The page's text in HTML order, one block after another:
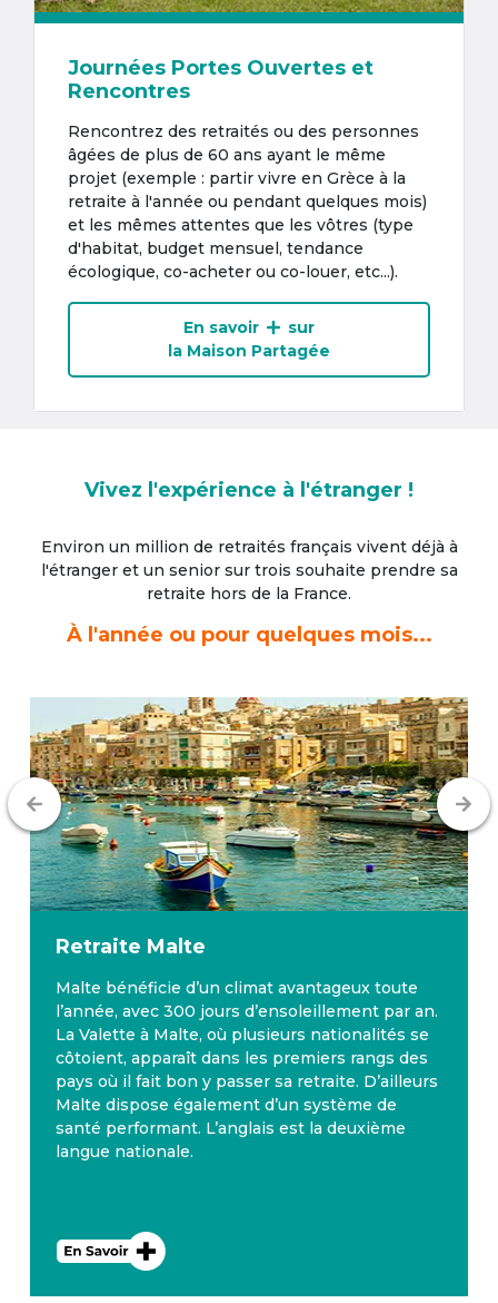
Journées Portes Ouvertes et
Rencontres
Rencontrez des retraités ou des personnes
âgées de plus de 60 ans ayant le même
projet (exemple : partir vivre en Grèce à la
retraite à l'année ou pendant quelques mois)
et les mêmes attentes que les vôtres (type
d'habitat, budget mensuel, tendance
écologique, co-acheter ou co-louer, etc...).
En savoir
sur
la Maison Partagée
Vivez l'expérience à l'étranger !
Environ un million de retraités français vivent déjà à
l'étrangeret un senior sur trois souhaite prendre sa
retraite hors de la France.
À l'année ou pour quelques mois...
Retraite Malte
Malte bénéficie d’un climat avantageux toute
l’année, avec 300 jours d’ensoleillement par an.
La Valette à Malte, où plusieurs nationalités se
côtoient, apparaît dans les premiers rangs des
pays où il fait bon y passer sa retraite. D’ailleurs
Malte dispose également d’un système de
santé performant. L’anglais est la deuxième
langue nationale.